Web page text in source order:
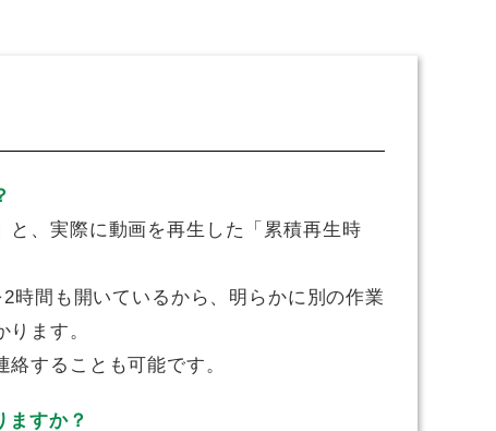
、実際に動画を再生した「累積再生時
時間も開いているから、明らかに別の作業
ます。
することも可能です。
ますか？